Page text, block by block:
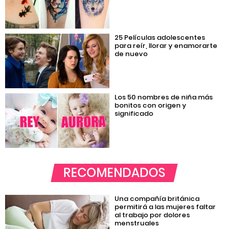
25 Películas adolescentes
para reír, llorar y enamorarte
de nuevo
Los 50 nombres de niña más
bonitos con origen y
significado
RECOMENDADOS
Una compañía británica
permitirá a las mujeres faltar
al trabajo por dolores
menstruales